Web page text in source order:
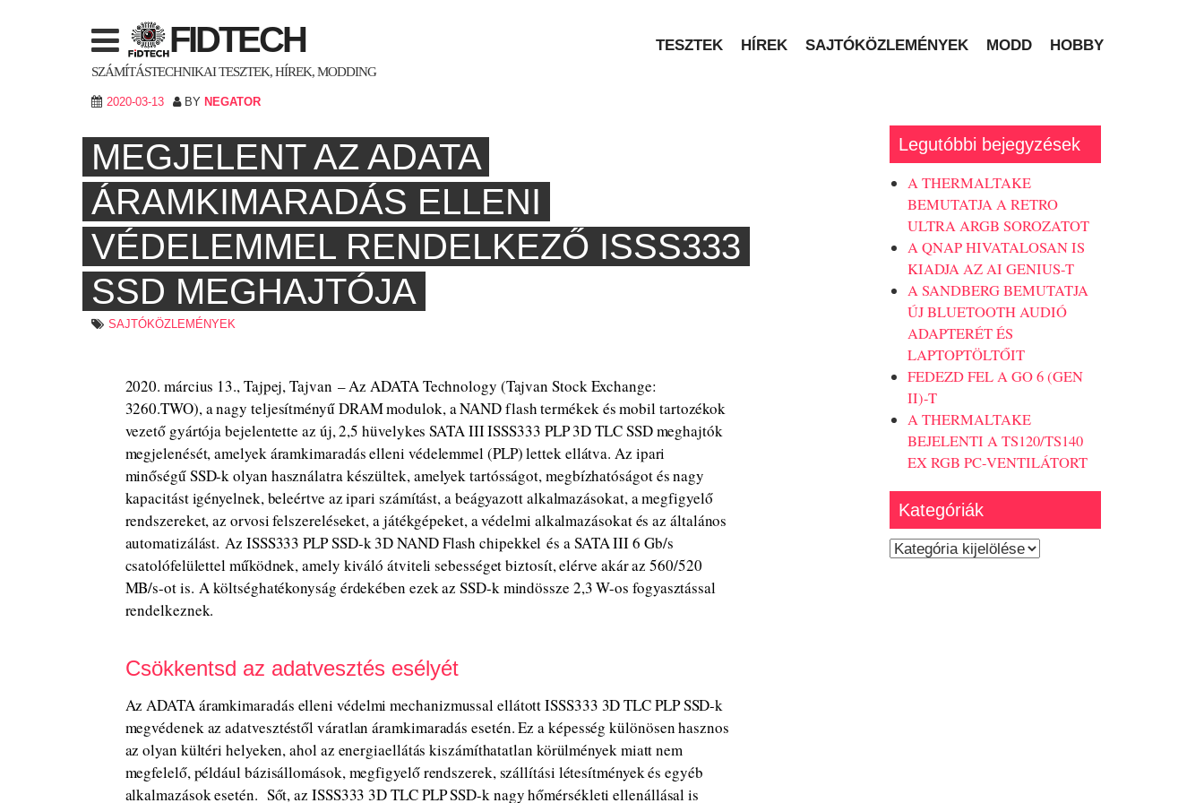
FIDTECH
SZÁMÍTÁSTECHNIKAI TESZTEK, HÍREK, MODDING
TESZTEK HÍREK SAJTÓKÖZLEMÉNYEK MODD HOBBY
2020-03-13 BY NEGATOR
MEGJELENT AZ ADATA
ÁRAMKIMARADÁS ELLENI
VÉDELEMMEL RENDELKEZŐ ISSS333
SSD MEGHAJTÓJA
SAJTÓKÖZLEMÉNYEK
2020. március 13., Tajpej, Tajvan – Az ADATA Technology (Tajvan Stock Exchange:
3260.TWO), a nagy teljesítményű DRAM modulok, a NAND flash termékek és mobil tartozékok
vezető gyártója bejelentette az új, 2,5 hüvelykes SATA III ISSS333 PLP 3D TLC SSD meghajtók
megjelenését, amelyek áramkimaradás elleni védelemmel (PLP) lettek ellátva. Az ipari
minőségű SSD-k olyan használatra készültek, amelyek tartósságot, megbízhatóságot és nagy
kapacitást igényelnek, beleértve az ipari számítást, a beágyazott alkalmazásokat, a megfigyelő
rendszereket, az orvosi felszereléseket, a játékgépeket, a védelmi alkalmazásokat és az általános
automatizálást. Az ISSS333 PLP SSD-k 3D NAND Flash chipekkel és a SATA III 6 Gb/s
csatolófelülettel működnek, amely kiváló átviteli sebességet biztosít, elérve akár az 560/520
MB/s-ot is. A költséghatékonyság érdekében ezek az SSD-k mindössze 2,3 W-os fogyasztással
rendelkeznek.
Csökkentsd az adatvesztés esélyét
Az ADATA áramkimaradás elleni védelmi mechanizmussal ellátott ISSS333 3D TLC PLP SSD-k
megvédenek az adatvesztéstől váratlan áramkimaradás esetén. Ez a képesség különösen hasznos
az olyan kültéri helyeken, ahol az energiaellátás kiszámíthatatlan körülmények miatt nem
megfelelő, például bázisállomások, megfigyelő rendszerek, szállítási létesítmények és egyéb
alkalmazások esetén. Sőt, az ISSS333 3D TLC PLP SSD-k nagy hőmérsékleti ellenállásal is
Legutóbbi bejegyzések
A THERMALTAKE
BEMUTATJA A RETRO
ULTRA ARGB SOROZATOT
A QNAP HIVATALOSAN IS
KIADJA AZ AI GENIUS-T
A SANDBERG BEMUTATJA
ÚJ BLUETOOTH AUDIÓ
ADAPTERÉT ÉS
LAPTOPTÖLTŐIT
FEDEZD FEL A GO 6 (GEN
II)-T
A THERMALTAKE
BEJELENTI A TS120/TS140
EX RGB PC-VENTILÁTORT
Kategóriák
Kategóriák